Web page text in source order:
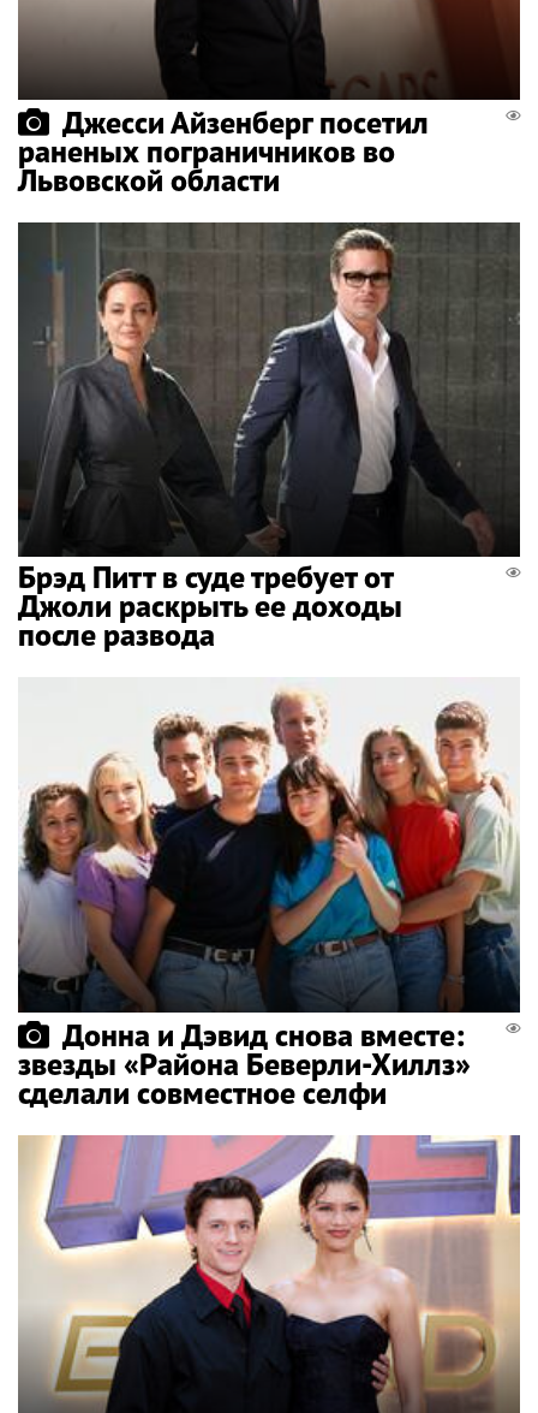
Джесси Айзенберг посетил
раненых пограничников во
Львовской области
Брэд Питт в суде требует от
Джоли раскрыть ее доходы
после развода
Донна и Дэвид снова вместе:
звезды «Района Беверли-Хиллз»
сделали совместное селфи